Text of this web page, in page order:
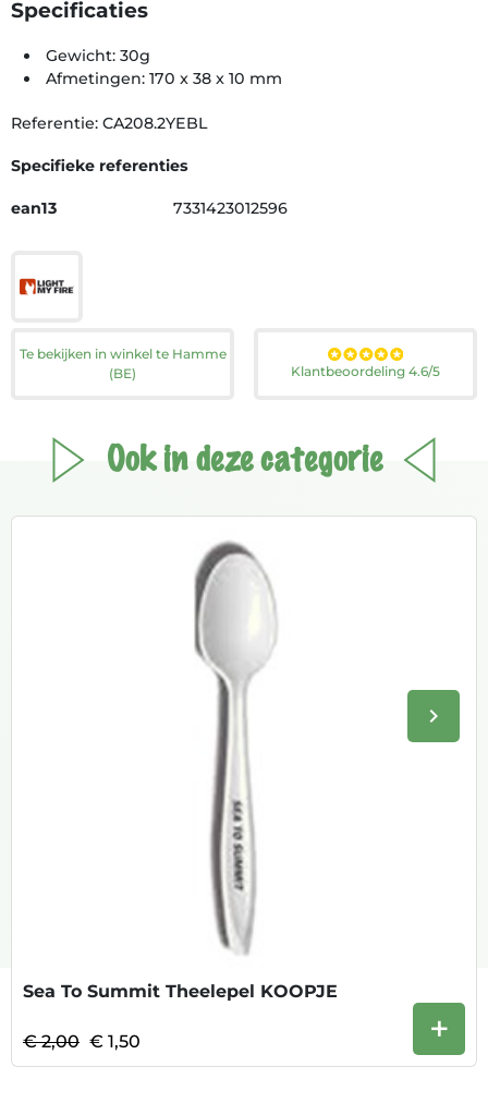
Specificaties
Gewicht: 30g
Afmetingen: 170 x 38 x 10 mm
Referentie: CA208.2YEBL
Specifieke referenties
ean13 7331423012596
Te bekijken in winkel te Hamme
(BE)
Klantbeoordeling 4.6/5
Ook in deze categorie
keyboard_arrow_right
Sea To Summit Theelepel KOOPJE
€ 2,00 € 1,50 +